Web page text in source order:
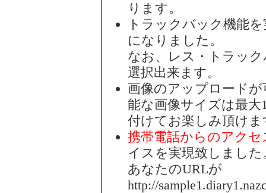
ります。
トラックバック機能
になりました。
なお、レス・トラッ
選択出来ます。
画像のアップロード
能な画像サイズは最大
付けてお楽しみ頂けま
携帯電話からのアクセ
イスを実現致しました
あなたのURLが
http://